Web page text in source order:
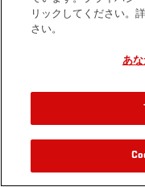
リックしてください。
さい。
あ